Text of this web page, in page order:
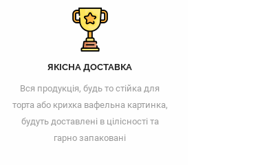
ЯКІСНА ДОСТАВКА
Вся продукція, будь то стійка для
торта або крихка вафельна картинка,
будуть доставлені в цілісності та
гарно запаковані